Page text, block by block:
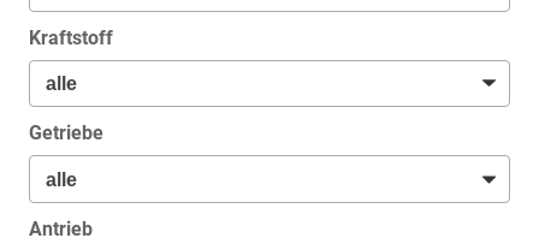
Kraftstoff
Getriebe
Antrieb